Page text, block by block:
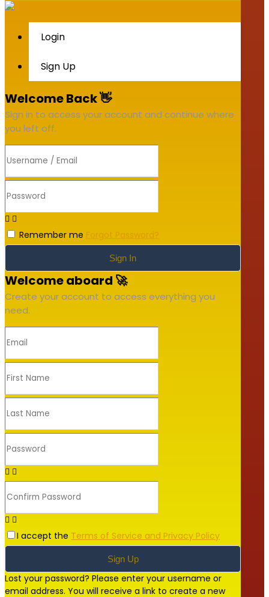
Login
Sign Up
Welcome Back 👋
Sign in to access your account and continue where
you left off.
Remember me Forgot Password?
Sign In
Welcome aboard 🚀
Create your account to access everything you
need.
I accept the Terms of Service and Privacy Policy
Sign Up
Lost your password? Please enter your username or
email address. You will receive a link to create a new